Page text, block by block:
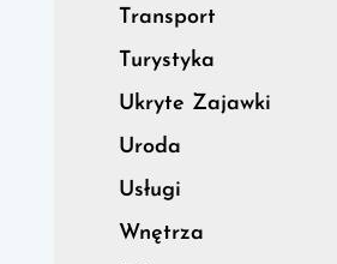
Transport
Turystyka
Ukryte Zajawki
Uroda
Usługi
Wnętrza